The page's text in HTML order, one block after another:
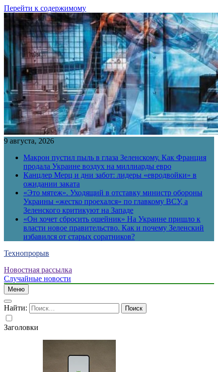
Перейти к содержимому
9 августа, 2026
Макрон пустил пыль в глаза Зеленскому. Как Франция
продала Украине воздух на миллиарды евро
Канцлер Мерц и дни забот: лидеры «евродвойки» в
ожидании заката
«Это мятеж». Уходящий в отставку министр обороны
Украины «жестко проехался» по главкому ВСУ, а
Зеленского критикуют на Западе
«Он хочет сбросить ошейник» На Украине пришло к
власти новое правительство. Как и почему Зеленский
избавился от старых соратников?
Технопрорыв
Новостная рассылка
Случайные новости
Меню
Найти:
Заголовки